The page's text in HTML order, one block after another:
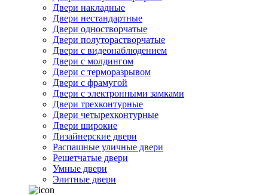
Двери накладные
Двери нестандартные
Двери одностворчатые
Двери полуторастворчатые
Двери с видеонаблюдением
Двери с молдингом
Двери с терморазрывом
Двери с фрамугой
Двери с электронными замками
Двери трехконтурные
Двери четырехконтурные
Двери широкие
Дизайнерские двери
Распашные уличные двери
Решетчатые двери
Умные двери
Элитные двери